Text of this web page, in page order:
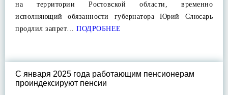
на территории Ростовской области, временно
исполняющий обязанности губернатора Юрий Слюсарь
продлил запрет… ПОДРОБНЕЕ
С января 2025 года работающим пенсионерам
проиндексируют пенсии